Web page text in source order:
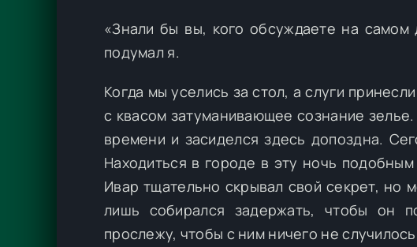
«Знали бы вы, кого обсуждаете на
подумал я.
Когда мы уселись за стол, а слуги
с квасом затуманивающее сознание
времени и засиделся здесь допоздна.
Находиться в городе в эту ночь
Ивар тщательно скрывал свой секрет, но
лишь собирался задержать, чтобы он
прослежу, чтобы с ним ничего не